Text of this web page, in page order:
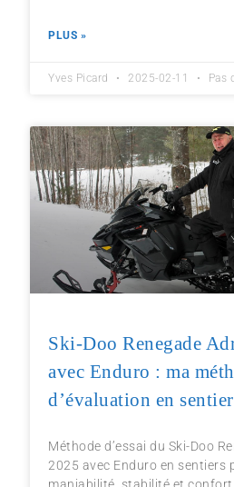
PLUS »
Yves Picard 2025-02-11 Pas
Ski-Doo Renegade
avec Enduro : ma
d’évaluation en
Méthode d’essai du Ski-Doo
2025 avec Enduro en sentiers